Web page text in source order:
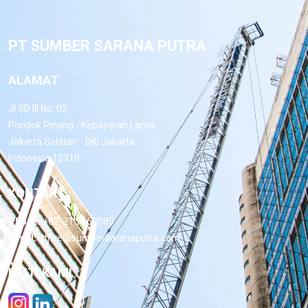
PT SUMBER SARANA PUTRA
ALAMAT
Jl.SD III No. 02
Pondok Pinang - Kebayoran Lama
Jakarta Selatan - DKI Jakarta
Indonesia 12310
KONTAK
Phone: +62-21 7660080
Email:office@sumbersaranaputra.com
IKUTI KAMI